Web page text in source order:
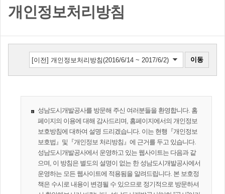
개인정보처리방침
성남도시개발공사를 방문해 주신 여러분들을 환영합니다. 홈
페이지의 이용에 대해 감사드리며, 홈페이지에서의 개인정보
보호방침에 대하여 설명 드리겠습니다. 이는 현행『개인정보
보호법』및『개인정보 처리방침』에 근거를 두고 있습니다.
성남도시개발공사에서 운영하고 있는 웹사이트는 다음과 같
으며, 이 방침은 별도의 설명이 없는 한 성남도시개발공사에서
운영하는 모든 웹사이트에 적용됨을 알려드립니다. 본 보호정
책은 수시로 내용이 변경될 수 있으므로 정기적으로 방문하셔